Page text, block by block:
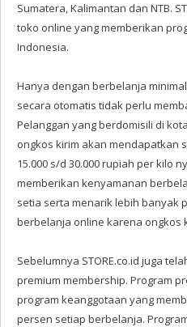
Sumatera, Kalimantan dan NTB.
toko online yang memberikan
Indonesia.
Hanya dengan berbelanja
secara otomatis tidak perlu
Pelanggan yang berdomisili di
ongkos kirim akan mendapatkan
15.000 s/d 30.000 rupiah per kilo
memberikan kenyamanan
setia serta menarik lebih banyak
berbelanja online karena ongkos
Sebelumnya STORE.co.id juga
premium membership. Program
program keanggotaan yang
persen setiap berbelanja.